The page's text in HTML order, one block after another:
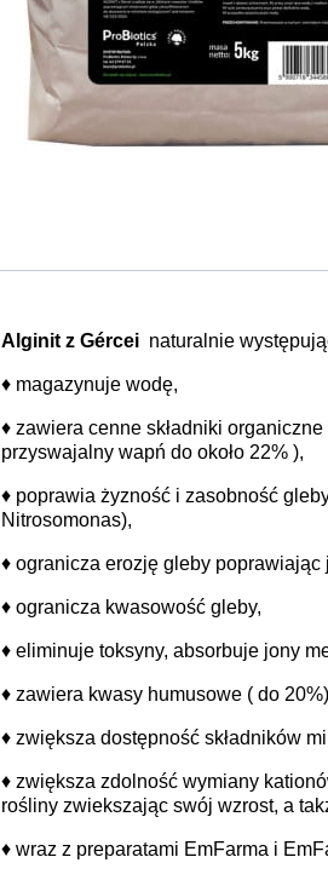
Alginit z Gérceinaturalnie
♦ magazynuje wodę,
♦ zawiera cenne składniki
przyswajalny wapń do około 22% ),
♦ poprawia żyzność i zasobność
Nitrosomonas),
♦ ogranicza erozję gleby poprawiając
♦ ogranicza kwasowość gleby,
♦ eliminuje toksyny, absorbuje jony
♦ zawiera kwasy humusowe ( do
♦ zwiększa dostępność składników
♦ zwiększa zdolność wymiany
rośliny zwiekszając swój wzrost, a
♦ wraz z preparatami EmFarma i